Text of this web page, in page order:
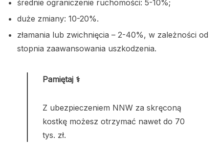
średnie ograniczenie ruchomości: 5-10%;
duże zmiany: 10-20%.
złamania lub zwichnięcia – 2-40%, w zależności od
stopnia zaawansowania uszkodzenia.
Pamiętaj ⚕️
Z ubezpieczeniem NNW za skręconą
kostkę możesz otrzymać nawet do 70
tys. zł.